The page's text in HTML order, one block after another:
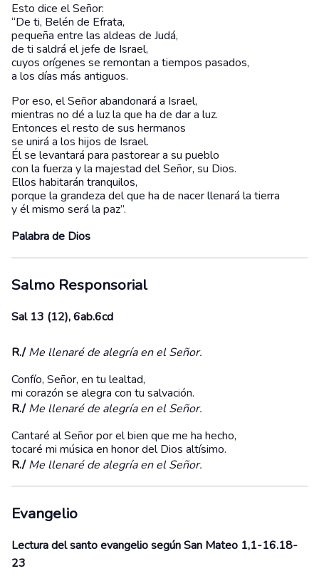
Esto dice el Señor:
“De ti, Belén de Efrata,
pequeña entre las aldeas de Judá,
de ti saldrá el jefe de Israel,
cuyos orígenes se remontan a tiempos pasados,
a los días más antiguos.
Por eso, el Señor abandonará a Israel,
mientras no dé a luz la que ha de dar a luz.
Entonces el resto de sus hermanos
se unirá a los hijos de Israel.
Él se levantará para pastorear a su pueblo
con la fuerza y la majestad del Señor, su Dios.
Ellos habitarán tranquilos,
porque la grandeza del que ha de nacer llenará la tierra
y él mismo será la paz’’.
Palabra de Dios
Salmo Responsorial
Sal 13 (12), 6ab.6cd
R./ Me llenaré de alegría en el Señor.
Confío, Señor, en tu lealtad,
mi corazón se alegra con tu salvación.
R./ Me llenaré de alegría en el Señor.
Cantaré al Señor por el bien que me ha hecho,
tocaré mi música en honor del Dios altísimo.
R./ Me llenaré de alegría en el Señor.
Evangelio
Lectura del santo evangelio según San Mateo 1,1-16.18-
23